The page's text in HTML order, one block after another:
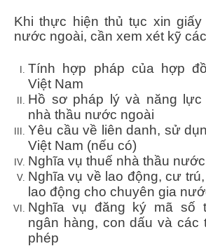
Khi thực hiện thủ tục xin
nước ngoài, cần xem xét kỹ
Tính hợp pháp của hợp
Việt Nam
Hồ sơ pháp lý và năng lực
nhà thầu nước ngoài
Yêu cầu về liên danh, sử
Việt Nam (nếu có)
Nghĩa vụ thuế nhà thầu
Nghĩa vụ về lao động, cư
lao động cho chuyên gia
Nghĩa vụ đăng ký mã số
ngân hàng, con dấu và các
phép